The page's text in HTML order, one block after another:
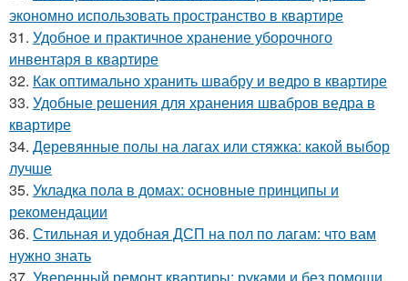
экономно использовать пространство в квартире
31. Удобное и практичное хранение уборочного
инвентаря в квартире
32. Как оптимально хранить швабру и ведро в квартире
33. Удобные решения для хранения швабров ведра в
квартире
34. Деревянные полы на лагах или стяжка: какой выбор
лучше
35. Укладка пола в домах: основные принципы и
рекомендации
36. Стильная и удобная ДСП на пол по лагам: что вам
нужно знать